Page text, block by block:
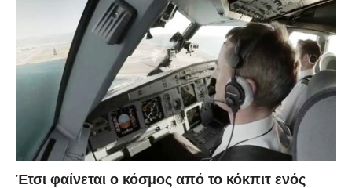
Έτσι φαίνεται ο κόσμος από το κόκπιτ ενός